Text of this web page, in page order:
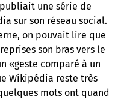
une série de
sur son réseau social.
on pouvait lire que
son bras vers le
«geste comparé à un
Wikipédia reste très
mots ont quand